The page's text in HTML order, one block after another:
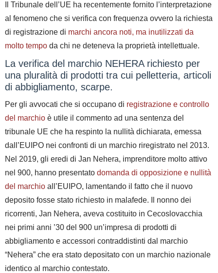
Il Tribunale dell’UE ha recentemente fornito l’interpretazione
al fenomeno che si verifica con frequenza ovvero la richiesta
di registrazione di marchi ancora noti, ma inutilizzati da
molto tempo da chi ne deteneva la proprietà intellettuale.
La verifica del marchio NEHERA richiesto per
una pluralità di prodotti tra cui pelletteria, articoli
di abbigliamento, scarpe.
Per gli avvocati che si occupano di registrazione e controllo
del marchio è utile il commento ad una sentenza del
tribunale UE che ha respinto la nullità dichiarata, emessa
dall’EUIPO nei confronti di un marchio riregistrato nel 2013.
Nel 2019, gli eredi di Jan Nehera, imprenditore molto attivo
nel 900, hanno presentato domanda di opposizione e nullità
del marchio all’EUIPO, lamentando il fatto che il nuovo
deposito fosse stato richiesto in malafede. Il nonno dei
ricorrenti, Jan Nehera, aveva costituito in Cecoslovacchia
nei primi anni ’30 del 900 un’impresa di prodotti di
abbigliamento e accessori contraddistinti dal marchio
“Nehera” che era stato depositato con un marchio nazionale
identico al marchio contestato.